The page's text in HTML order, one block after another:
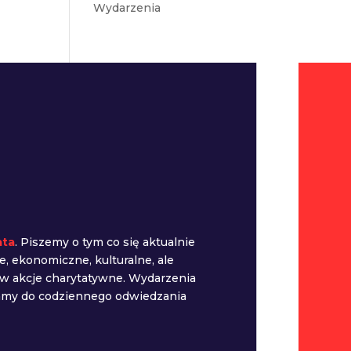
Wydarzenia
. Piszemy o tym co się aktualnie
ekonomiczne, kulturalne, ale
akcje charytatywne. Wydarzenia
do codziennego odwiedzania